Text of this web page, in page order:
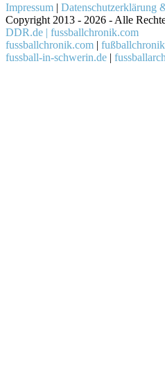
Impressum | Datenschutzerklärung
Copyright 2013 - 2026 - Alle
DDR.de | fussballchronik.com
fussballchronik.com |
fussball-in-schwerin.de |